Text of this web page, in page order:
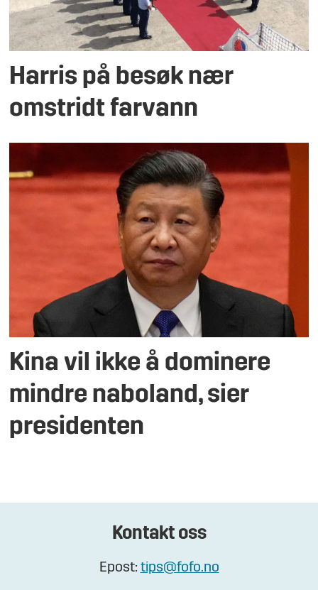
Harris på besøk nær
omstridt farvann
Kina vil ikke å dominere
mindre naboland, sier
presidenten
Kontakt oss
Epost: tips@fofo.no